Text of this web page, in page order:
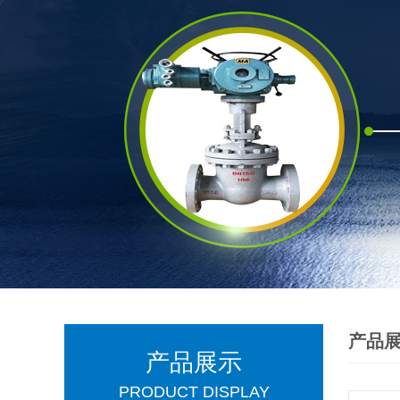
产品展示
PRODUCT DISPLAY
产品